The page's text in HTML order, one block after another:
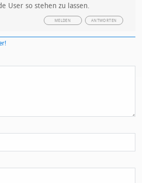
User so stehen zu lassen.
ANTWORTEN
MELDEN